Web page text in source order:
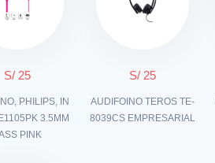
S/ 25
PHILIPS, IN
3.5MM
PINK
S/ 25
AUDIFOINO TEROS TE-
8039CS EMPRESARIAL